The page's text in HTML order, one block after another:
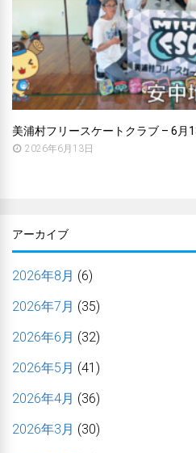
美浦村フリースケートクラブ – 6月
2026年6月13日
アーカイブ
2026年8月 (6)
2026年7月 (35)
2026年6月 (32)
2026年5月 (41)
2026年4月 (36)
2026年3月 (30)